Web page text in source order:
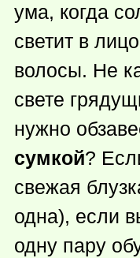
ума, когда
светит в
волосы. Не
свете
нужно
сумкой?
свежая
одна), если
одну пару